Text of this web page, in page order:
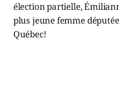
élection partielle,
plus jeune femme
Québec!